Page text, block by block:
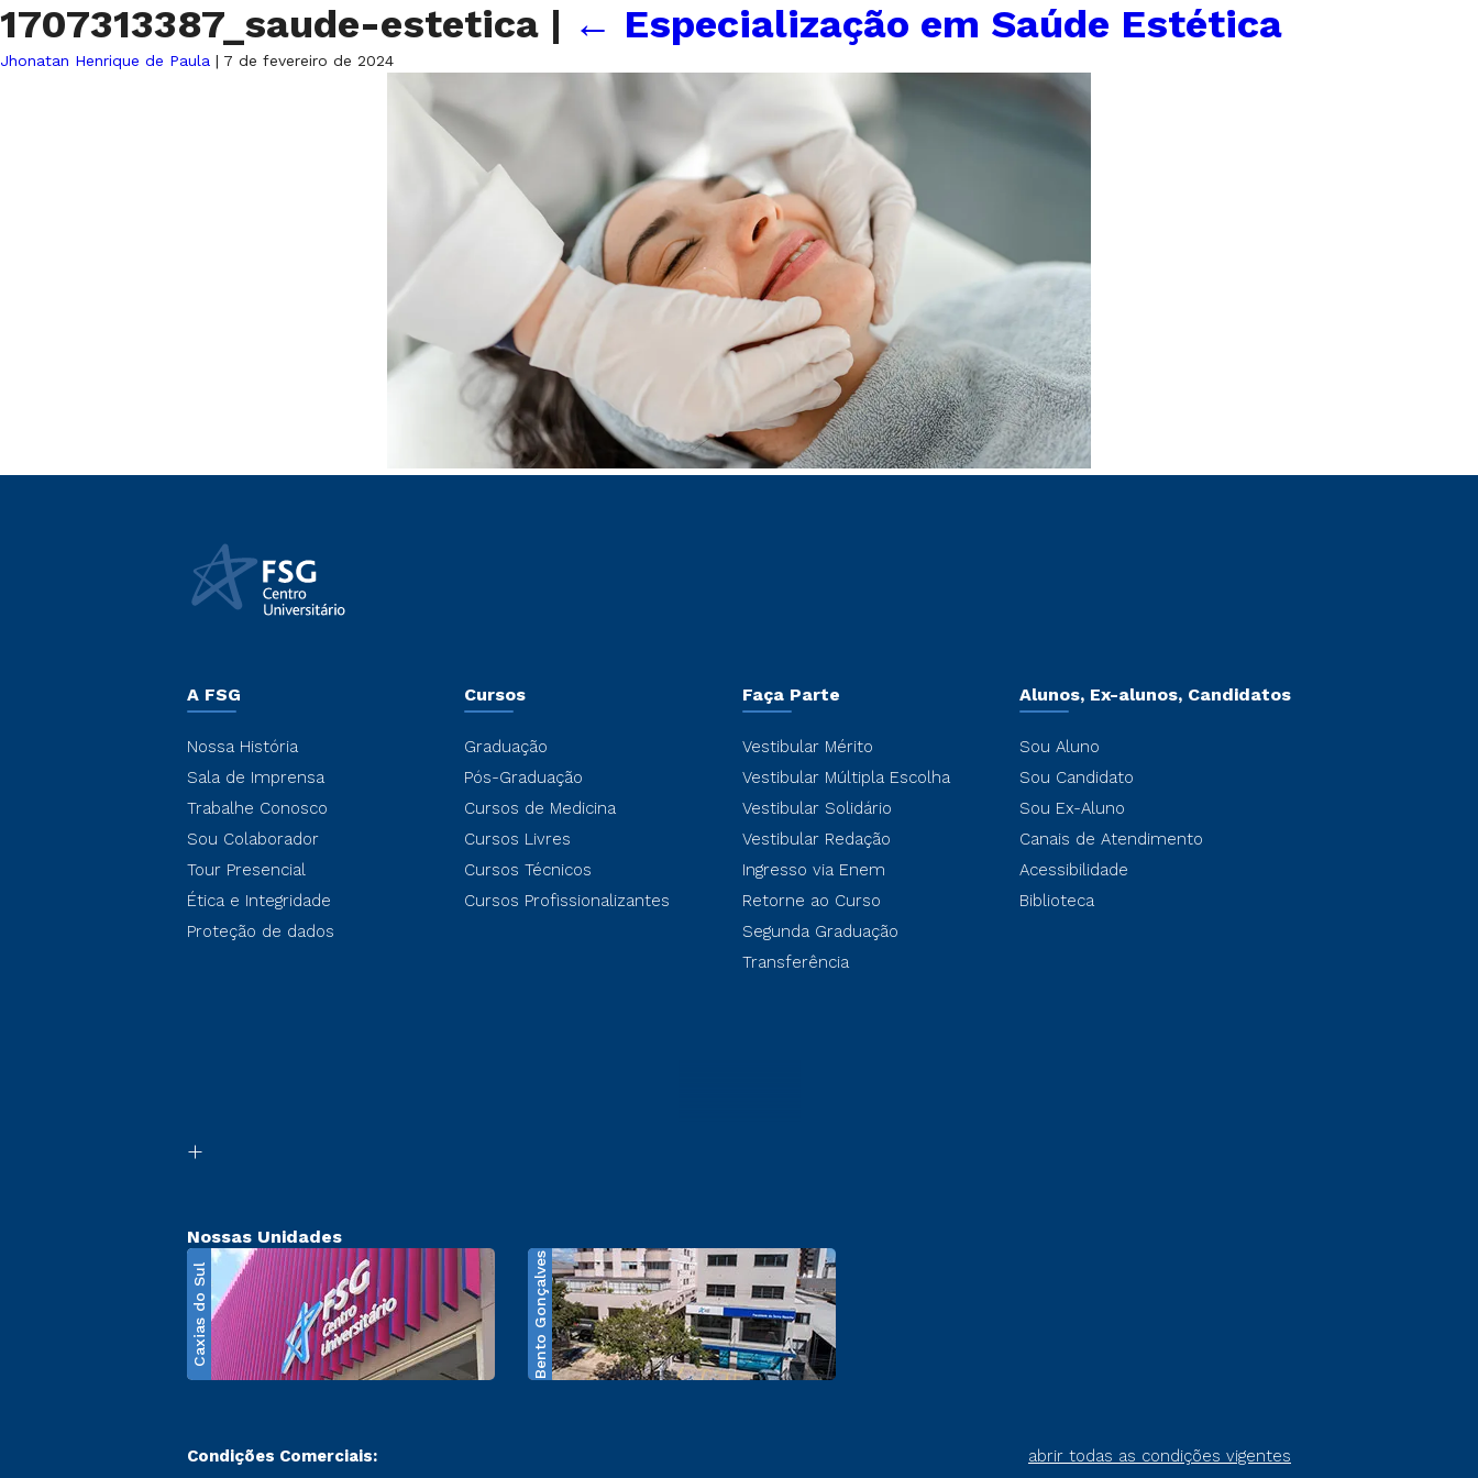
1707313387_saude-estetica | ← Especialização em Saúde Estética
Jhonatan Henrique de Paula | 7 de fevereiro de 2024
A FSG
Nossa História
Sala de Imprensa
Trabalhe Conosco
Sou Colaborador
Tour Presencial
Ética e Integridade
Proteção de dados
Cursos
Graduação
Pós-Graduação
Cursos de Medicina
Cursos Livres
Cursos Técnicos
Cursos Profissionalizantes
Faça Parte
Vestibular Mérito
Vestibular Múltipla Escolha
Vestibular Solidário
Vestibular Redação
Ingresso via Enem
Retorne ao Curso
Segunda Graduação
Transferência
Alunos, Ex-alunos, Candidatos
Sou Aluno
Sou Candidato
Sou Ex-Aluno
Canais de Atendimento
Acessibilidade
Biblioteca
Nossas Unidades
Caxias do Sul Bento Gonçalves
Condições Comerciais: abrir todas as condições vigentes